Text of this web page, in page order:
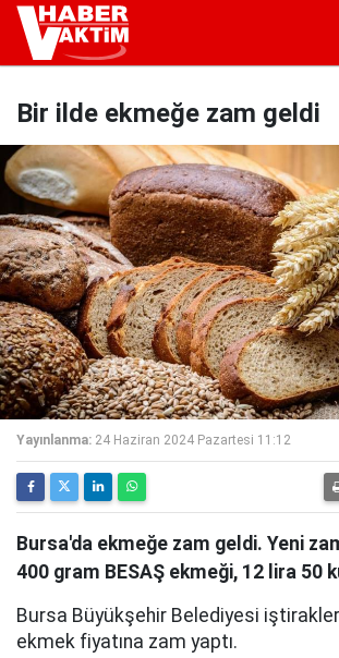
Bir ilde ekmeğe zam geldi
Yayınlanma: 24 Haziran 2024 Pazartesi 11:12
Bursa'da ekmeğe zam geldi. Yeni
400 gram BESAŞ ekmeği, 12 lira 50
Bursa Büyükşehir Belediyesi
ekmek fiyatına zam yaptı.